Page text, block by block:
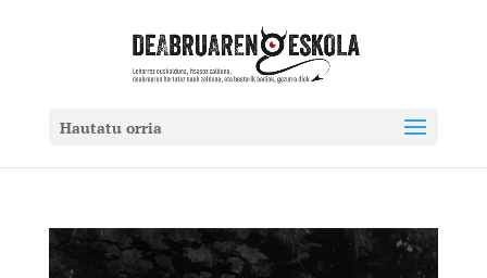
Hautatu orria